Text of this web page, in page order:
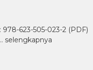
623-505-023-2 (PDF)
selengkapnya